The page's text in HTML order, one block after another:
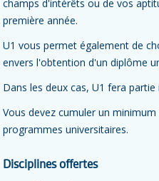
champs d'intérêts ou de vos
première année.
U1 vous permet également de
envers l'obtention d'un diplôme
Dans les deux cas, U1 fera
Vous devez cumuler un
programmes universitaires.
Disciplines offertes